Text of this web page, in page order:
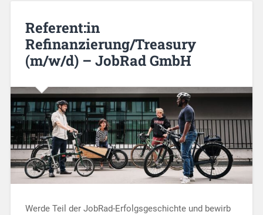
Referent:in
Refinanzierung/Treasury
(m/w/d) – JobRad GmbH
Werde Teil der JobRad-Erfolgsgeschichte und bewirb